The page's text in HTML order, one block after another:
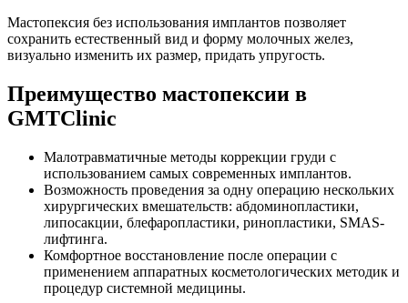
Мастопексия без использования имплантов позволяет
сохранить естественный вид и форму молочных желез,
визуально изменить их размер, придать упругость.
Преимущество мастопексии в
GMTClinic
Малотравматичные методы коррекции груди с
использованием самых современных имплантов.
Возможность проведения за одну операцию нескольких
хирургических вмешательств: абдоминопластики,
липосакции, блефаропластики, ринопластики, SMAS-
лифтинга.
Комфортное восстановление после операции с
применением аппаратных косметологических методик и
процедур системной медицины.